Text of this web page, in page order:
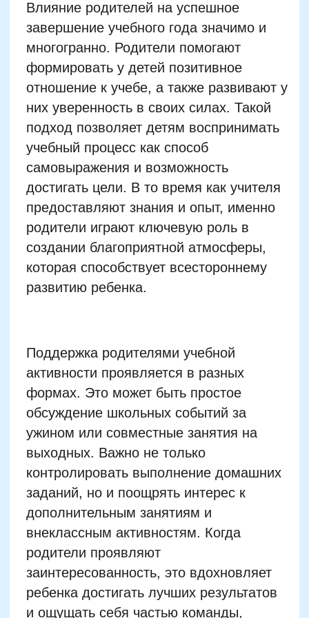
которая способствует всестороннему
развитию ребенка.
Поддержка родителями учебной
активности проявляется в разных
формах. Это может быть простое
обсуждение школьных событий за
ужином или совместные занятия на
выходных. Важно не только
заданий, но и поощрять интерес к
дополнительным занятиям и
внеклассным активностям. Когда
родители проявляют
заинтересованность, это вдохновляет
ребенка достигать лучших результатов
и ощущать себя частью команды,
реализующей общие цели.
Устанавливайте реальные цели
Поощряйте самостоятельность
Психологическая
поддержка: как сохранить
мотивацию в течение года